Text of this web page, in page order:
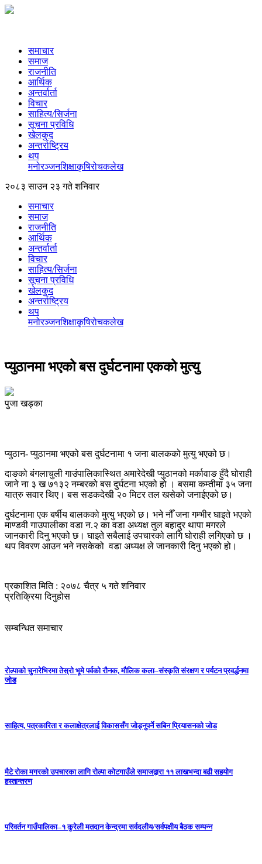
समाचार
समाज
राजनीति
आर्थिक
अन्तर्वार्ता
विचार
साहित्य/सिर्जना
सूचना प्रविधि
खेलकुद
अन्तर्राष्ट्रिय
थप
मनोरञ्‍जनशिक्षाकृषिरोचकलेख
२०८३ साउन २३ गते शनिवार
समाचार
समाज
राजनीति
आर्थिक
अन्तर्वार्ता
विचार
साहित्य/सिर्जना
सूचना प्रविधि
खेलकुद
अन्तर्राष्ट्रिय
थप
मनोरञ्‍जनशिक्षाकृषिरोचकलेख
प्युठानमा भएको बस दुर्घटनामा एकको मुत्यु
पुजा खड्का
प्युठान- प्युठानमा भएको बस दुर्घटनामा १ जना बालकको मुत्यु भएको छ।
दाङको बंगलाचुली गाउंपालिकास्थित अमारेदेखी प्युठानको मर्कावाङ हुँदै घोराही
जाने ना ३ ख ७१३२ नम्बरको बस दुर्घटना भएको हो । बसमा कम्तीमा ३५ जना
यात्रु सवार थिए। बस सडकदेखी २० मिटर तल खसेको जनाईएको छ।
दुर्घटनामा एक बर्षीय बालकको मुत्यु भएको छ। भने नौँ जना गम्भीर घाइते भएको
माण्डवी गाउपालीका वडा न.२ का वडा अध्यक्ष तुल बहादुर थापा मगरले
जानकारी दिनु भएको छ। घाइते सबैलाई उपचारको लागि घोराही लगिएको छ ।
थप विवरण आउन भने नसकेको वडा अध्यक्ष ले जानकारी दिनु भएको हो।
प्रकाशित मिति : २०७८ चैत्र ५ गते शनिवार
प्रतिक्रिया दिनुहोस
सम्बन्धित समाचार
रोल्पाको चुनारेभिरमा तेस्रो भूमे पर्वको रौनक, मौलिक कला–संस्कृति संरक्षण र पर्यटन प्रवर्द्धनमा
जोड
साहित्य, पत्रकारिता र कलाक्षेत्रलाई विकाससँग जोड्नुपर्ने सबिन प्रियासनको जोड
मैटे रोका मगरको उपचारका लागि रोल्पा कोटगाउँले समाजद्वारा ११ लाखभन्दा बढी सहयोग
हस्तान्तरण
परिवर्तन गाउँपालिका–१ कुरेली मतदान केन्द्रमा सर्वदलीय/सर्वपक्षीय बैठक सम्पन्न